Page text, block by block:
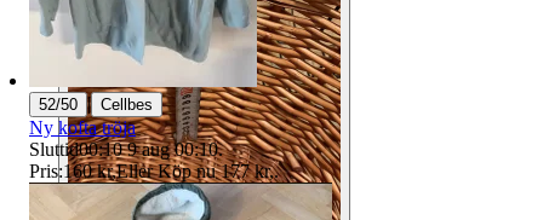
52/50 | Cellbes
Ny kofta tröja
Sluttid00:10 9 aug 00:10.
Pris:160 kr,Eller Köp nu 177 kr,.